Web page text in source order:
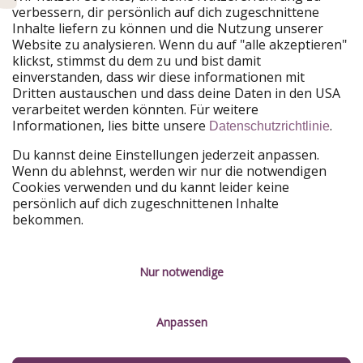
verbessern, dir persönlich auf dich zugeschnittene
Inhalte liefern zu können und die Nutzung unserer
Website zu analysieren. Wenn du auf "alle akzeptieren"
klickst, stimmst du dem zu und bist damit
einverstanden, dass wir diese informationen mit
Dritten austauschen und dass deine Daten in den USA
verarbeitet werden könnten. Für weitere
Informationen, lies bitte unsere Datenschutzrichtlinie.
Du kannst deine Einstellungen jederzeit anpassen.
Wenn du ablehnst, werden wir nur die notwendigen
Cookies verwenden und du kannt leider keine
persönlich auf dich zugeschnittenen Inhalte
bekommen.
Nur notwendige
Anpassen